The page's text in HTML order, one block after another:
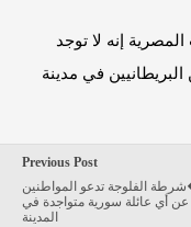
إنه لا توجد
في مدينة
Previous Post
شرطة الفلوجة تدعو المواطنين
عن أي عائلة سورية متواجدة في
المدينة